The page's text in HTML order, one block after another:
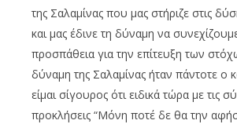
της Σαλαμίνας που μας στήριζε στις
και μας έδινε τη δύναμη να
προσπάθεια για την επίτευξη των
δύναμη της Σαλαμίνας ήταν πάντοτε ο
είμαι σίγουρος ότι ειδικά τώρα με τις
προκλήσεις “Μόνη ποτέ δε θα την